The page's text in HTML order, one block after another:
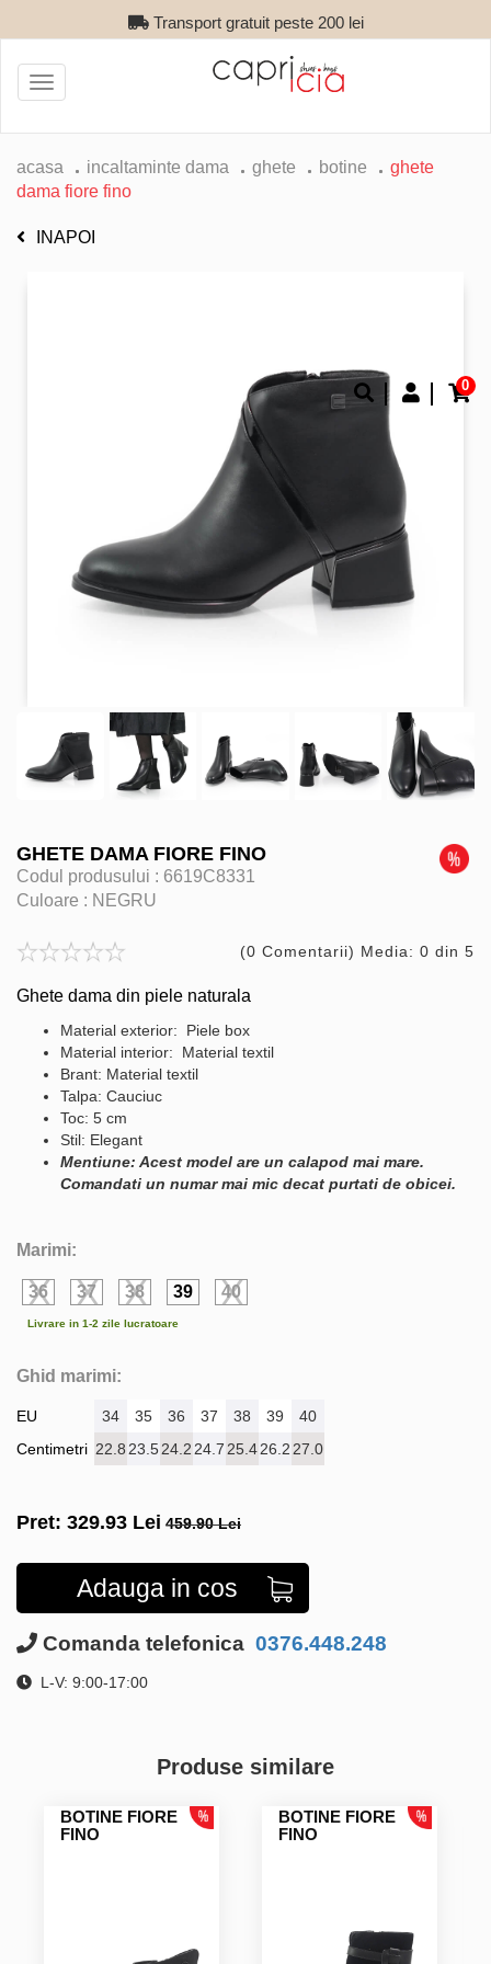
Transport gratuit peste 200 lei
0
Toggle
navigation
acasa incaltaminte dama ghete botine
ghete
dama fiore fino
INAPOI
GHETE DAMA FIORE FINO
Codul produsului : 6619C8331
Culoare : NEGRU
(0 Comentarii) Media: 0 din 5
Ghete dama din piele naturala
Material exterior: Piele box
Material interior: Material textil
Brant: Material textil
Talpa: Cauciuc
Toc: 5 cm
Stil: Elegant
Mentiune: Acest model are un calapod mai mare.
Comandati un numar mai mic decat purtati de obicei.
Marimi:
36 37 38 39 40
Livrare in 1-2 zile lucratoare
Ghid marimi:
EU
Centimetri
34 35 36 37 38 39
40
22.8 23.524.2 24.7 25.426.2 27.0
Pret: 329.93 Lei 459.90 Lei
Adauga in cos
Comanda telefonica 0376.448.248
L-V: 9:00-17:00
Produse similare
BOTINE FIORE
FINO
BOTINE FIORE
FINO